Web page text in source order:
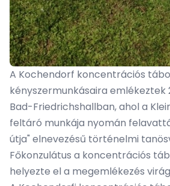
A Kochendorf koncentrációs
kényszermunkásaira emlékeztek
Bad-Friedrichshallban, ahol a
feltáró munkája nyomán
útja" elnevezésű történelmi
Főkonzulátus a koncentrációs
helyezte el a megemlékezés